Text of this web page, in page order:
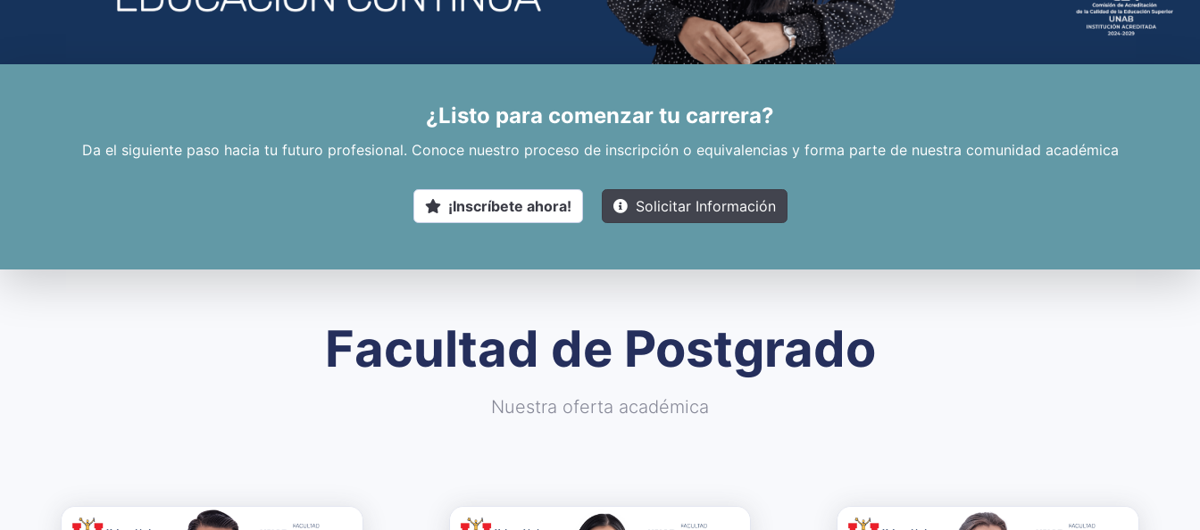
¿Listo para comenzar tu carrera?
Da el siguiente paso hacia tu futuro profesional. Conoce nuestro proceso de inscripción o equivalencias y forma parte de nuestra comunidad académica
¡Inscríbete ahora! Solicitar Información
Facultad de Postgrado
Nuestra oferta académica